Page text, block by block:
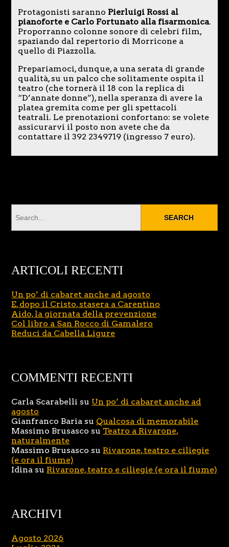
Protagonisti saranno Pierluigi Rossi al
pianoforte e Carlo Fortunato alla fisarmonica.
Proporranno colonne sonore di celebri film,
spaziando dal repertorio di Morricone a
quello di Piazzolla.
Prepariamoci, dunque, a una serata di grande
qualità, su un palco che solitamente ospita il
teatro (che tornerà il 18 con la replica di
“D’annate donne”), nella speranza di avere la
platea gremita come per gli spettacoli
teatrali. Le prenotazioni confortano: se volete
assicurarvi il posto non avete che da
contattare il 392 2349719 (ingresso 7 euro).
ARTICOLI RECENTI
Un po’ di cabaret anche ad agosto
E, dopo il Cristo, stasera a Carentino
Aido, la giornata della prevenzione
Col libro a San Rocco di Gamalero
Reduci da Cabella Ligure
COMMENTI RECENTI
Carla Scarabelli su Un po’ di cabaret anche ad
agosto
Gianfranco Baria su Qualcosa di memorabile
Massimo Brusasco su Teatro a Rivarone,
naturalmente
Massimo Brusasco su Rivarone, teatro e ciliegie
(e ora il fiume)
Idina su Rivarone, teatro e ciliegie (e ora il fiume)
ARCHIVI
Agosto 2026